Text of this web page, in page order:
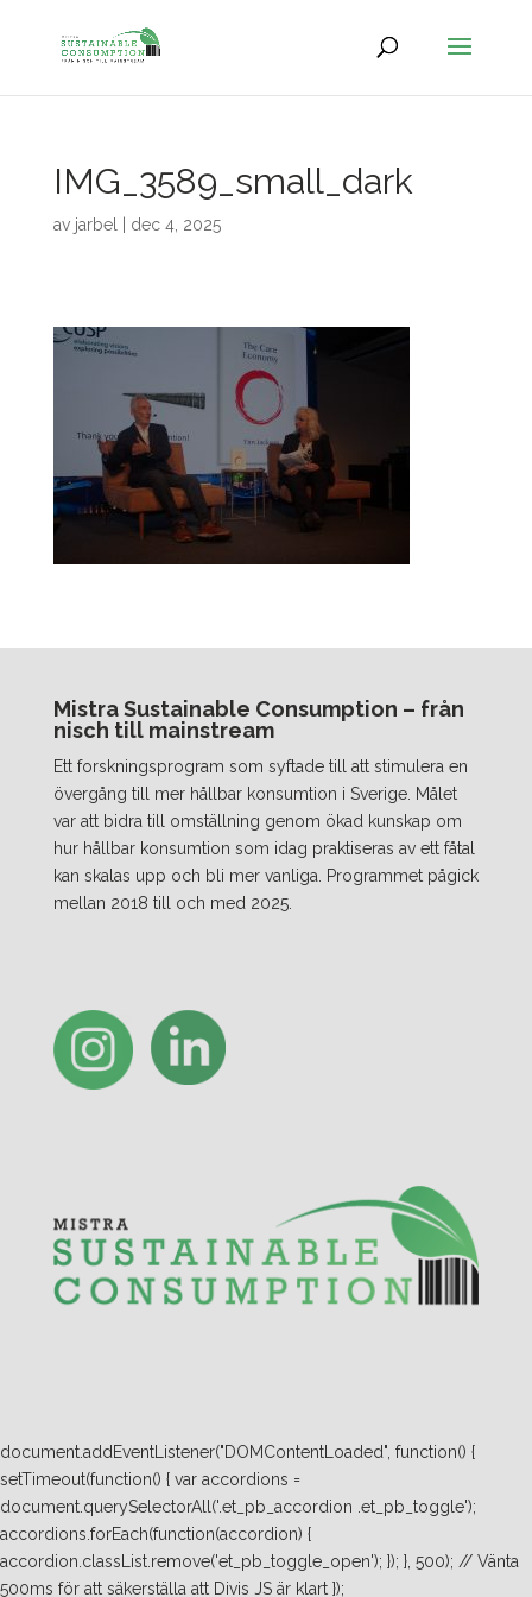
IMG_3589_small_dark
av jarbel dec 4, 2025
Mistra Sustainable Consumption – från
nisch till mainstream
Ett forskningsprogram som syftade till att stimulera en
övergång till mer hållbar konsumtion i Sverige. Målet
var att bidra till omställning genom ökad kunskap om
hur hållbar konsumtion som idag praktiseras av ett fåtal
kan skalas upp och bli mer vanliga. Programmet pågick
mellan 2018 till och med 2025.
document.addEventListener("DOMContentLoaded", function() {
setTimeout(function() { var accordions =
document.querySelectorAll('.et_pb_accordion .et_pb_toggle');
accordions.forEach(function(accordion) {
accordion.classList.remove('et_pb_toggle_open'); }); }, 500); // Vänta
500ms för att säkerställa att Divis JS är klart });